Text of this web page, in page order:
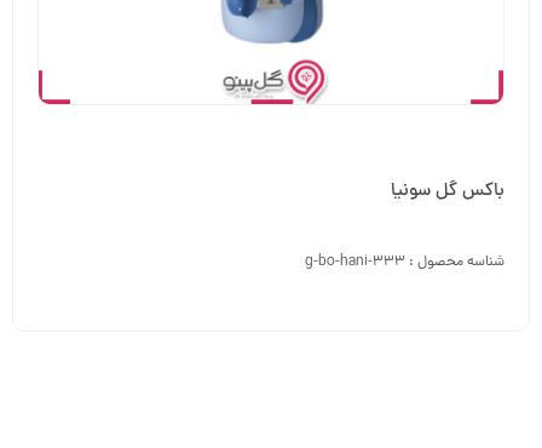
باکس گل سونیا
شناسه محصول : g-bo-hani-333